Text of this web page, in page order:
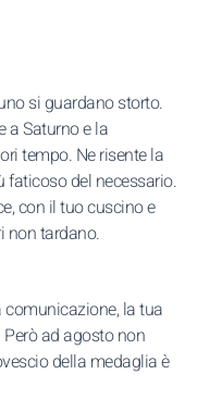
si guardano storto.
a Saturno e la
tempo. Ne risente la
del necessario.
con il tuo cuscino e
non tardano.
comunicazione, la tua
ad agosto non
della medaglia è